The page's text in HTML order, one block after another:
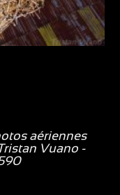
aériennes
Vuano -